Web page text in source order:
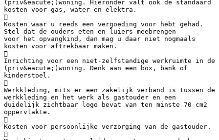
(priv&eacute;)woning. Hieronder valt ook de standaard
kosten voor gas, water en elektra.

Kosten waar u reeds een vergoeding voor hebt gehad.
Stel dat de ouders eten en luiers meebrengen
voor het opvangkind, dan mag u daar niet nogmaals
kosten voor aftrekbaar maken.

Inrichting voor een niet-zelfstandige werkruimte in de
(priv&eacute;)woning. Denk aan een box, bank of
kinderstoel.

Werkkleding, mits er een zakelijk verband is tussen de
werkkleding en het werk als gastouder en een
duidelijk zichtbaar logo bevat van ten minste 70 cm2
oppervlakte.

Kosten voor persoonlijke verzorging van de gastouder.
